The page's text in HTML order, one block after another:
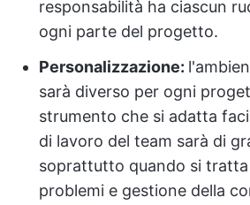
responsabilità ha ciascun
ogni parte del progetto.
Personalizzazione:
sarà diverso per ogni
strumento che si adatta
di lavoro del team sarà di
soprattutto quando si
problemi e gestione della